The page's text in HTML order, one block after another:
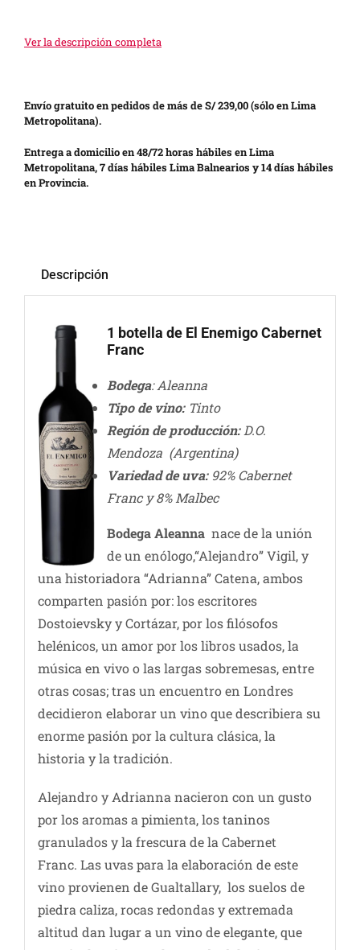
Ver la descripción completa
Envío gratuito en pedidos de más de S/ 239,00 (sólo en Lima
Metropolitana).
Entrega a domicilio en 48/72 horas hábiles en Lima
Metropolitana, 7 días hábiles Lima Balnearios y 14 días hábiles
en Provincia.
Descripción
1 botella de El Enemigo Cabernet
Franc
Bodega: Aleanna
Tipo de vino:Tinto
Región de producción:D.O.
Mendoza (Argentina)
Variedad de uva:92% Cabernet
Franc y 8% Malbec
Bodega Aleannanace de la unión
de un enólogo,“Alejandro” Vigil, y
una historiadora “Adrianna” Catena, ambos
comparten pasión por: los escritores
Dostoievsky y Cortázar, por los filósofos
helénicos, un amor por los libros usados, la
música en vivo o las largas sobremesas, entre
otras cosas; tras un encuentro en Londres
decidieron elaborar un vino que describiera su
enorme pasión por la cultura clásica, la
historia y la tradición.
Alejandro y Adrianna nacieron con un gusto
por los aromas a pimienta, los taninos
granulados y la frescura de la Cabernet
Franc. Las uvas para la elaboración de este
vino provienen de Gualtallary, los suelos de
piedra caliza, rocas redondas y extremada
altitud dan lugar a un vino de elegante, que